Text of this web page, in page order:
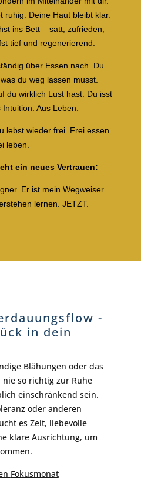
ruhig. Deine Haut bleibt klar.
ins Bett – satt, zufrieden,
tief und regenerierend.
über Essen nach. Du
was duweg lassen musst.
du wirklich Lust hast. Du isst
Aus Leben.
lebst wieder frei. Frei essen.
leben.
ein neues Vertrauen:
Er ist mein Wegweiser.
lernen. JETZT.
-
in dein
Blähungen oder das
so richtig zur Ruhe
einschränkend sein.
oder anderen
es Zeit, liebevolle
klare Ausrichtung, um
Fokusmonat